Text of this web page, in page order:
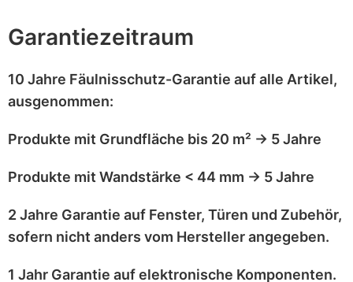
Garantiezeitraum
10 Jahre Fäulnisschutz-Garantie auf alle Artikel,
ausgenommen:
Produkte mit Grundfläche bis 20 m² → 5 Jahre
Produkte mit Wandstärke < 44 mm → 5 Jahre
2 Jahre Garantie auf Fenster, Türen und Zubehör,
sofern nicht anders vom Hersteller angegeben.
1 Jahr Garantie aufelektronische Komponenten.